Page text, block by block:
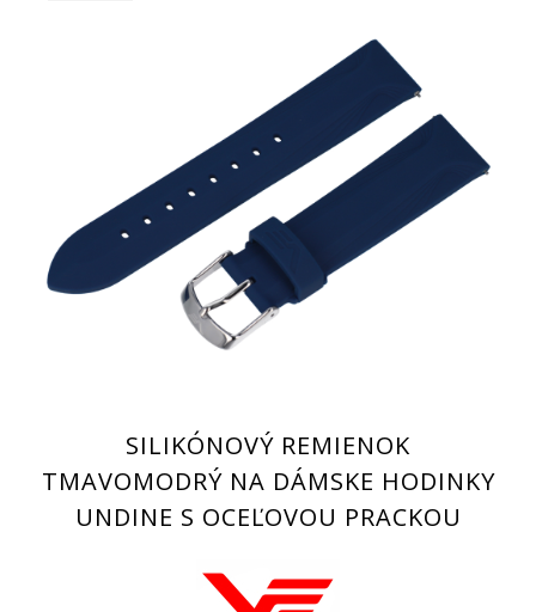
SILIKÓNOVÝ REMIENOK
TMAVOMODRÝ NA DÁMSKE HODINKY
UNDINE S OCEĽOVOU PRACKOU